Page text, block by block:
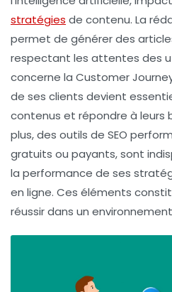
stratégies de contenu. La
permet de générer des
respectant les attentes des
concerne la Customer
de ses clients devient
contenus et répondre à leurs
plus, des outils de SEO
gratuits ou payants, sont
la performance de ses
en ligne. Ces éléments
réussir dans un